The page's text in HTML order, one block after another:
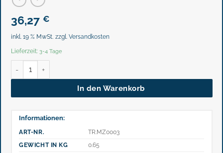
36,27 €
inkl. 19 % MwSt. zzgl. Versandkosten
Lieferzeit: 3-4 Tage
In den Warenkorb
Informationen:
ART-NR.
TR.MZ0003
GEWICHT IN KG
0.65